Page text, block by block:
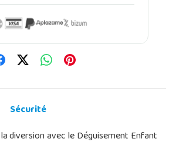
Sécurité
diversion avec le Déguisement Enfant